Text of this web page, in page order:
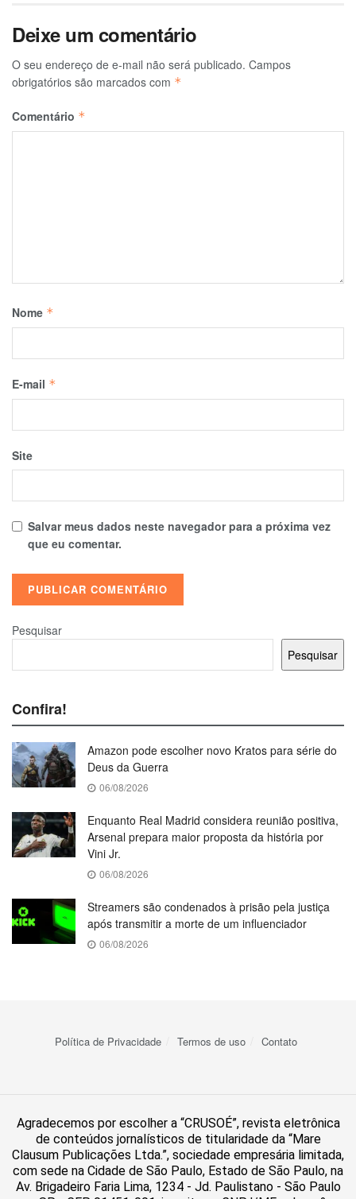
Deixe um comentário
O seu endereço de e-mail não será publicado. Campos
obrigatórios são marcados com *
Comentário *
Nome *
E-mail *
Site
Salvar meus dados neste navegador para a próxima vez
que eu comentar.
Pesquisar
Pesquisar
Confira!
Amazon pode escolher novo Kratos para série do
Deus da Guerra
06/08/2026
Enquanto Real Madrid considera reunião positiva,
Arsenal prepara maior proposta da história por
Vini Jr.
06/08/2026
Streamers são condenados à prisão pela justiça
após transmitir a morte de um influenciador
06/08/2026
Política de Privacidade Termos de uso Contato
Agradecemos por escolher a “CRUSOÉ”, revista eletrônica
de conteúdos jornalísticos de titularidade da “Mare
Clausum Publicações Ltda.”, sociedade empresária limitada,
com sede na Cidade de São Paulo, Estado de São Paulo, na
Av. Brigadeiro Faria Lima, 1234 - Jd. Paulistano - São Paulo